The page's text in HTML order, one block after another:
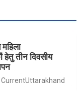
हेतु तीन दिवसीय
CurrentUttarakhand